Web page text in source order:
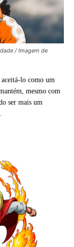
/ Imagem de
lo como um
mesmo com
ser mais um